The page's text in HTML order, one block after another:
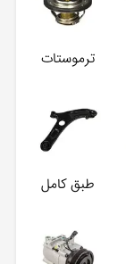
ترموستات
طبق کامل